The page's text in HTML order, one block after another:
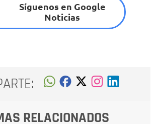
Síguenos en Google
Noticias
RELACIONADOS